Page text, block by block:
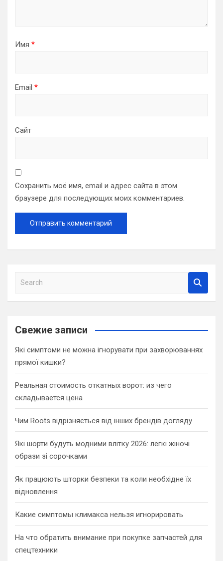
Имя *
Email *
Сайт
Сохранить моё имя, email и адрес сайта в этом
браузере для последующих моих комментариев.
a
c
Свежие записи
Які симптоми не можна ігнорувати при захворюваннях
прямої кишки?
Реальная стоимость откатных ворот: из чего
складывается цена
Чим Roots відрізняється від інших брендів догляду
Які шорти будуть модними влітку 2026: легкі жіночі
образи зі сорочками
Як працюють шторки безпеки та коли необхідне їх
відновлення
Какие симптомы климакса нельзя игнорировать
На что обратить внимание при покупке запчастей для
спецтехники